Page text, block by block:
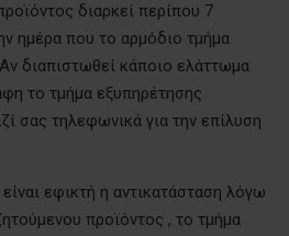
διαρκεί περίπου 7
ημέρα που το αρμόδιο τμήμα
διαπιστωθεί κάποιο ελάττωμα
το τμήμα εξυπηρέτησης
σας τηλεφωνικά για την επίλυση
εφικτή η αντικατάσταση λόγω
προϊόντος , το τμήμα